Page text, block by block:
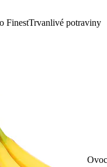
FinestTrvanlivé potraviny